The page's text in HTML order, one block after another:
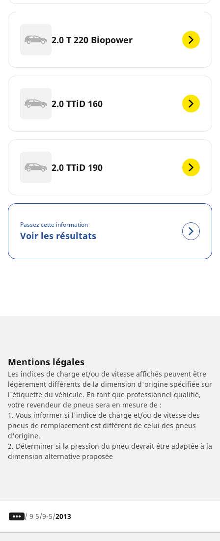
2.0 T 220 Biopower
2.0 TTiD 160
2.0 TTiD 190
Passez cette information
Voir les résultats
Mentions légales
Les indices de charge et/ou de vitesse affichés peuvent être
légèrement différents de la dimension d'origine spécifiée sur
l'étiquette du véhicule. En tant que professionnel qualifié,
votre revendeur de pneus sera en mesure de :
1. Vous informer si l'indice de charge et/ou de vitesse des
pneus de remplacement est différent de celui des pneus
d'origine.
2. Déterminer si la pression du pneu devrait être adaptée à la
dimension alternative proposée
/ 9 5 9-5 2013